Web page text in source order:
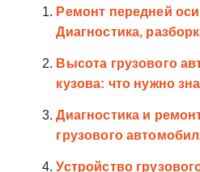
Ремонт передней
Диагностика,
Высота грузового
кузова: что нужно
Диагностика и
грузового
Устройство